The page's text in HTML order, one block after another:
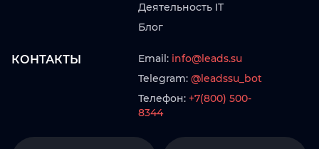
Деятельность IT
Блог
КОНТАКТЫ Email: info@leads.su
Telegram: @leadssu_bot
Телефон: +7(800) 500-
8344